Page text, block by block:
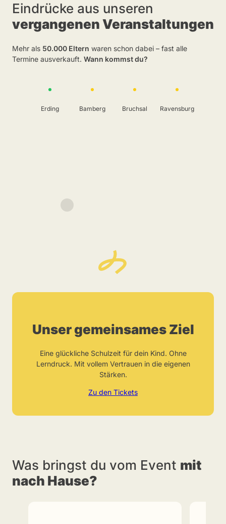
Eindrücke aus unseren
vergangenen Veranstaltungen
Mehr als 50.000 Eltern waren schon dabei – fast alle
Termine ausverkauft. Wann kommst du?
Erding Bamberg Bruchsal Ravensburg
Unser gemeinsames Ziel
Eine glückliche Schulzeit für dein Kind. Ohne
Lerndruck. Mit vollem Vertrauen in die eigenen
Stärken.
Zu den Tickets
Was bringst du vom Event mit
nach Hause?